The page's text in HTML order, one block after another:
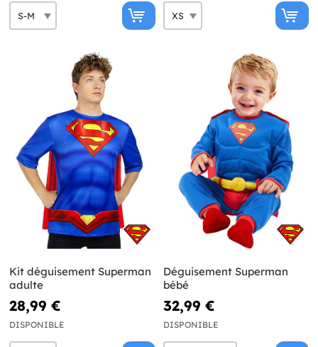
Kit déguisement Superman
adulte
28,99 €
DISPONIBLE
Déguisement Superman
bébé
32,99 €
DISPONIBLE